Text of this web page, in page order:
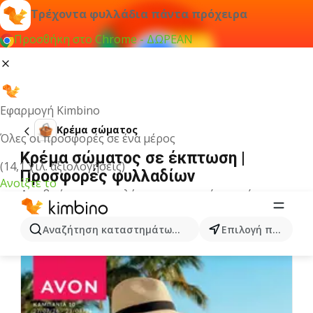
Τρέχοντα φυλλάδια πάντα πρόχειρα
Προσθήκη στο Chrome - ΔΩΡΕΑΝ
Εφαρμογή Kimbino
Όλες οι προσφορές σε ένα μέρος
(14,1 χιλ. αξιολογήσεις)
Ανοίξτε το
Αναζήτηση καταστημάτων, κατηγοριών, προϊόντων...
Επιλογή πόλης
Κρέμα σώματος
Κρέμα σώματος σε έκπτωση |
Προσφορές φυλλαδίων
Δεν βρήκαμε αποτελέσματα για αυτόν τον όρο.
Άλλα φυλλάδια από την κατηγορία